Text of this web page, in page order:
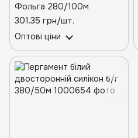
Фольга 280/100м
301.35 грн/шт.
Оптові ціни